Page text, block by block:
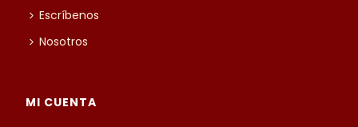
Escríbenos
Nosotros
MI CUENTA